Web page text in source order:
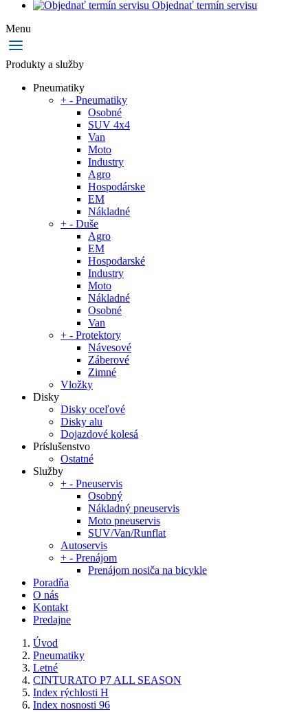
Objednať termín servisu
Menu
Produkty a služby
Pneumatiky
+ - Pneumatiky
Osobné
SUV 4x4
Van
Moto
Industry
Agro
Hospodárske
EM
Nákladné
+ - Duše
Agro
EM
Hospodarské
Industry
Moto
Nákladné
Osobné
Van
+ - Protektory
Návesové
Záberové
Zimné
Vložky
Disky
Disky oceľové
Disky alu
Dojazdové kolesá
Príslušenstvo
Ostatné
Služby
+ - Pneuservis
Osobný
Nákladný pneuservis
Moto pneuservis
SUV/Van/Runflat
Autoservis
+ - Prenájom
Prenájom nosiča na bicykle
Poradňa
O nás
Kontakt
Predajne
Úvod
Pneumatiky
Letné
CINTURATO P7 ALL SEASON
Index rýchlosti H
Index nosnosti 96